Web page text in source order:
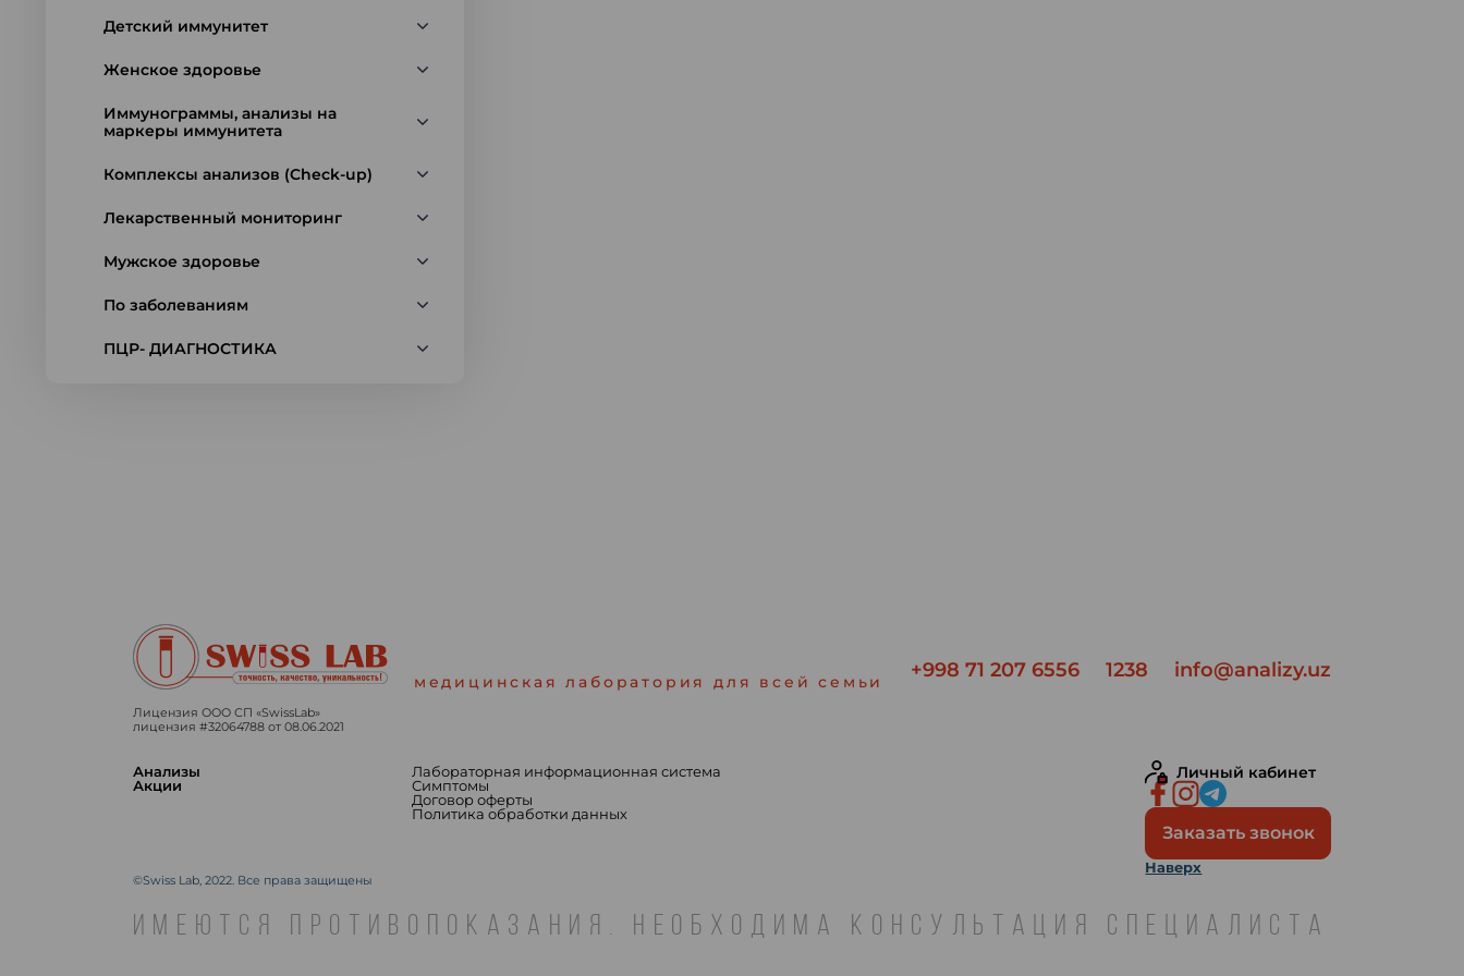
Детский иммунитет
Женское здоровье
Иммунограммы, анализы на
маркеры иммунитета
Комплексы анализов (Check-up)
Лекарственный мониторинг
Мужское здоровье
По заболеваниям
ПЦР- ДИАГНОСТИКА
медицинская лаборатория для всей семьи +998 71 207 6556 1238 info@analizy.uz
Лицензия ООО СП «SwissLab»
лицензия #32064788 от 08.06.2021
Анализы
Акции
Лабораторная информационная система
Симптомы
Договор оферты
Политика обработки данных
Личный кабинет
Заказать звонок
Наверх
©Swiss Lab, 2022. Все права защищены
ИМЕЮТСЯ ПРОТИВОПОКАЗАНИЯ. НЕОБХОДИМА КОНСУЛЬТАЦИЯ СПЕЦИАЛИСТА